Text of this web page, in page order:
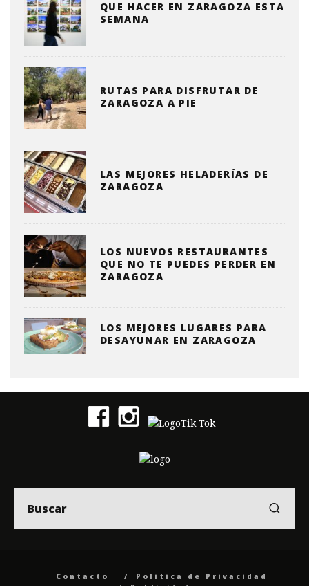
QUE HACER EN ZARAGOZA ESTA
SEMANA
RUTAS PARA DISFRUTAR DE
ZARAGOZA A PIE
LAS MEJORES HELADERÍAS DE
ZARAGOZA
LOS NUEVOS RESTAURANTES
QUE NO TE PUEDES PERDER EN
ZARAGOZA
LOS MEJORES LUGARES PARA
DESAYUNAR EN ZARAGOZA
Contacto
Politica de Privacidad